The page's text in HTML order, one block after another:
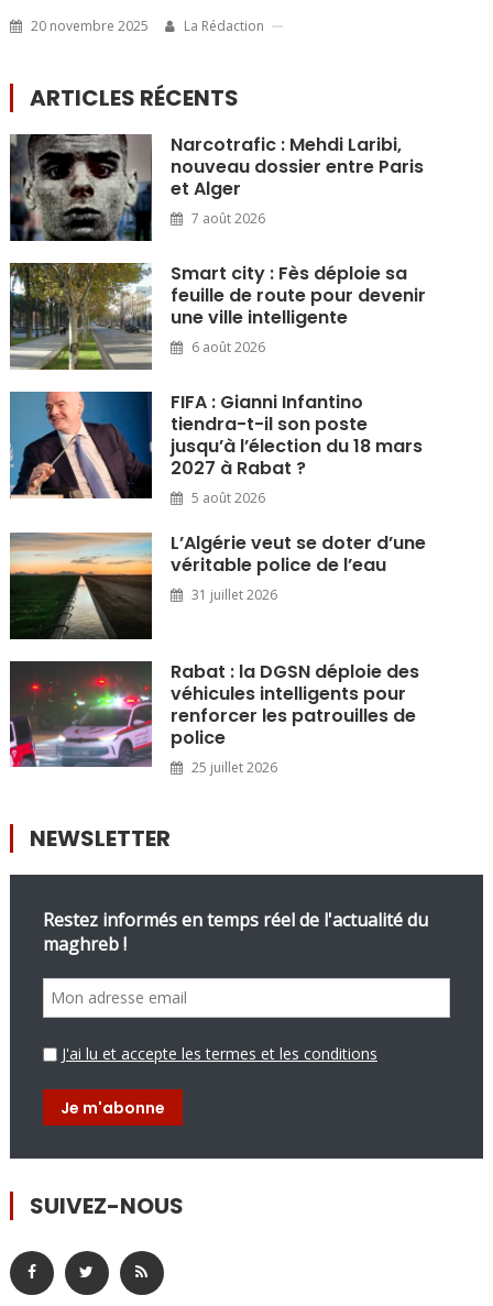
20 novembre 2025 La Rédaction
ARTICLES RÉCENTS
Narcotrafic : Mehdi Laribi,
nouveau dossier entre Paris
et Alger
7 août 2026
Smart city : Fès déploie sa
feuille de route pour devenir
une ville intelligente
6 août 2026
FIFA : Gianni Infantino
tiendra-t-il son poste
jusqu’à l’élection du 18 mars
2027 à Rabat ?
5 août 2026
L’Algérie veut se doter d’une
véritable police de l’eau
31 juillet 2026
Rabat : la DGSN déploie des
véhicules intelligents pour
renforcer les patrouilles de
police
25 juillet 2026
NEWSLETTER
Restez informés en temps réel de l'actualité du
maghreb !
J'ai lu et accepte les termes et les conditions
SUIVEZ-NOUS